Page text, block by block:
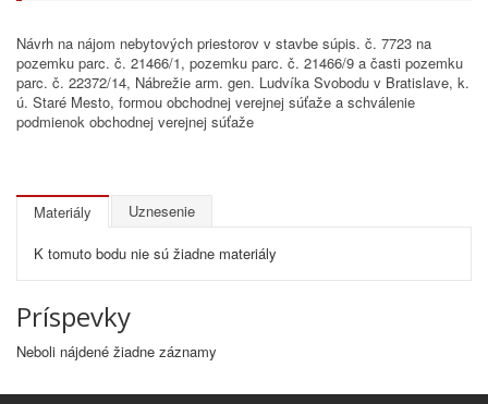
Návrh na nájom nebytových priestorov v stavbe súpis. č. 7723 na
pozemku parc. č. 21466/1, pozemku parc. č. 21466/9 a časti pozemku
parc. č. 22372/14, Nábrežie arm. gen. Ludvíka Svobodu v Bratislave, k.
ú. Staré Mesto, formou obchodnej verejnej súťaže a schválenie
podmienok obchodnej verejnej súťaže
Materiály Uznesenie
K tomuto bodu nie sú žiadne materiály
Príspevky
Neboli nájdené žiadne záznamy